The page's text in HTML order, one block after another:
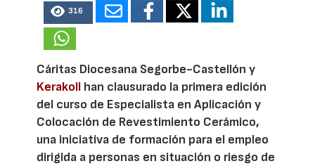
316
Cáritas Diocesana Segorbe-Castellón y
Kerakoll han clausurado la primera edición
del curso de Especialista en Aplicación y
Colocación de Revestimiento Cerámico,
una iniciativa de formación para el empleo
dirigida a personas en situación o riesgo de